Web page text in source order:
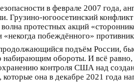
в феврале 2007 года,
Грузино-югоосетинский
протестных акций
побеждённого»
подъём России,
обороты. И всё равно,
контроля США над
она в декабре 2021 года